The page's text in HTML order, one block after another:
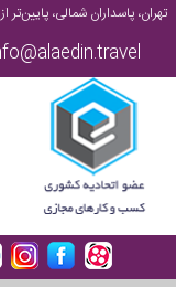
تهران، پاسداران شمالی،